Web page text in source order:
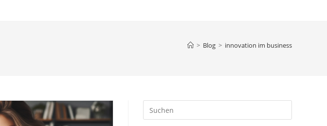
> Blog > innovation im business
Escape